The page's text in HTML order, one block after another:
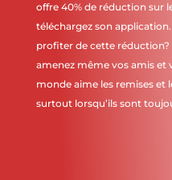
offre 40% de réduction sur
téléchargez son
profiter de cette réduction?
amenez même vos amis et
monde aime les remises et
surtout lorsqu’ils sont